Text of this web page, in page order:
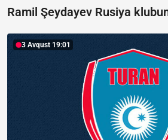
Ramil Şeydayev Rusiya
3 Avqust 19:01